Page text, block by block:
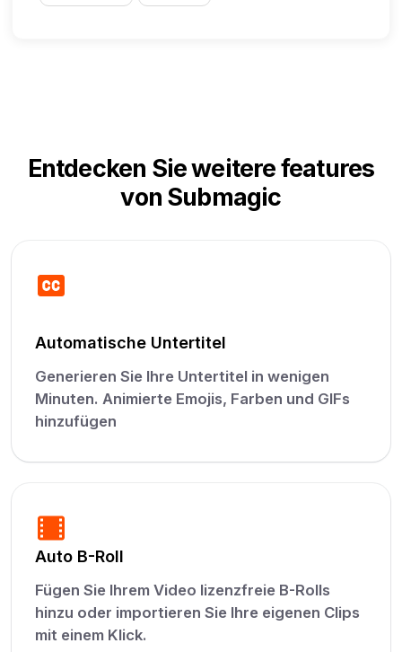
Entdecken Sie weitere features
von Submagic
Automatische Untertitel
Generieren Sie Ihre Untertitel in wenigen
Minuten. Animierte Emojis, Farben und GIFs
hinzufügen
Auto B-Roll
Fügen Sie Ihrem Video lizenzfreie B-Rolls
hinzu oder importieren Sie Ihre eigenen Clips
mit einem Klick.